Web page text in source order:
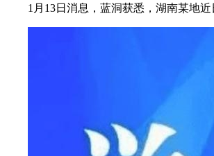
1月13日消息，蓝洞获悉，湖南某地